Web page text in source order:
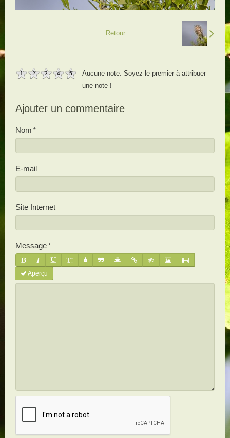
Retour
1 2 3 4 5
Aucune note. Soyez le premier à attribuer
une note !
Ajouter un commentaire
Nom
E-mail
Site Internet
Message
Aperçu